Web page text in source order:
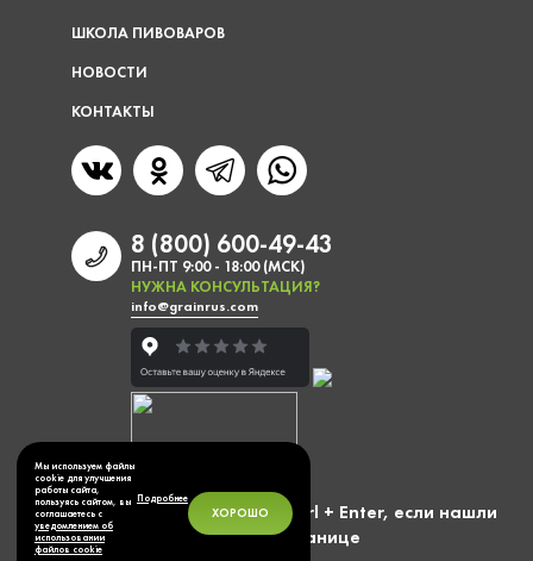
ШКОЛА ПИВОВАРОВ
НОВОСТИ
КОНТАКТЫ
8 (800) 600-49-43
ПН-ПТ 9:00 - 18:00 (МСК)
НУЖНА КОНСУЛЬТАЦИЯ?
info@grainrus.com
Мы используем файлы
cookie для улучшения
работы сайта,
пользуясь сайтом, вы
соглашаетесь с
уведомлением об
использовании
файлов cookie
Подробнее
ХОРОШО
Выделите фразу и нажмите Ctrl + Enter, если нашли
ошибку на странице